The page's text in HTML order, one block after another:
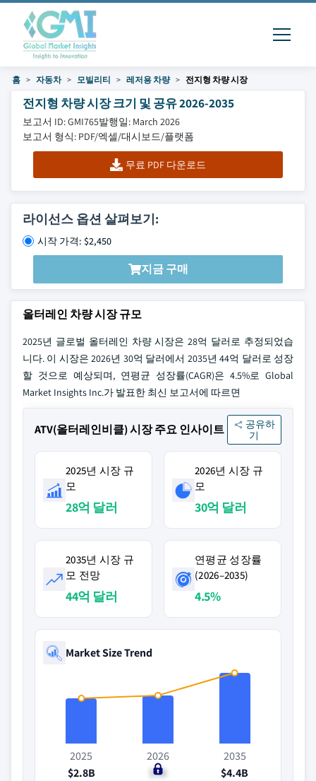
홈 자동차 모빌리티 레저용 차량 전지형 차량 시장
전지형 차량 시장 크기 및 공유 2026-2035
보고서 ID: GMI765발행일: March 2026
보고서 형식: PDF/엑셀/대시보드/플랫폼
무료 PDF 다운로드
라이선스 옵션 살펴보기:
시작 가격: $2,450
지금 구매
올터레인 차량 시장 규모
2025년 글로벌 올터레인 차량 시장은 28억 달러로 추정되었습
니다. 이 시장은 2026년 30억 달러에서 2035년 44억 달러로 성장
할 것으로 예상되며, 연평균 성장률(CAGR)은 4.5%로 Global
Market Insights Inc.가 발표한 최신 보고서에 따르면
ATV(올터레인비클) 시장 주요 인사이트
공유하
기
2025년 시장 규
모
28억 달러
2026년 시장 규
모
30억 달러
2035년 시장 규
모 전망
44억 달러
연평균 성장률
(2026–2035)
4.5%
Market Size Trend
2025
$2.8B
2026
$3B
2035
$4.4B